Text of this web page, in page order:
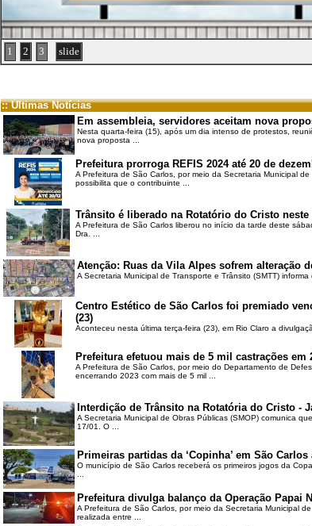
1 2 3 slide
:: Últimas Notícias
Em assembleia, servidores aceitam nova
Nesta quarta-feira (15), após um dia intenso de protestos,
nova proposta ...
Prefeitura prorroga REFIS 2024 até 20 de
A Prefeitura de São Carlos, por meio da Secretaria Municipal
possibilita que o contribuinte ...
Trânsito é liberado na Rotatório do Cristo neste
A Prefeitura de São Carlos liberou no início da tarde deste
Dra. ...
Atenção: Ruas da Vila Alpes sofrem alteração
A Secretaria Municipal de Transporte e Trânsito (SMTT)
Centro Estético de São Carlos foi premiado
(23)
Aconteceu nesta última terça-feira (23), em Rio Claro a
Prefeitura efetuou mais de 5 mil castrações em
A Prefeitura de São Carlos, por meio do Departamento de
encerrando 2023 com mais de 5 mil ...
Interdição de Trânsito na Rotatória do Cristo -
A Secretaria Municipal de Obras Públicas (SMOP) comunica
17/01. O ...
Primeiras partidas da ‘Copinha’ em São
O município de São Carlos receberá os primeiros jogos da
Prefeitura divulga balanço da Operação Papai
A Prefeitura de São Carlos, por meio da Secretaria Municipal
realizada entre ...